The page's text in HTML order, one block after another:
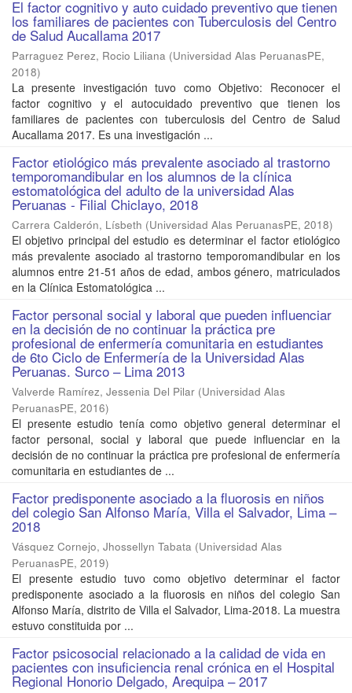
El factor cognitivo y auto cuidado preventivo que tienen
los familiares de pacientes con Tuberculosis del Centro
de Salud Aucallama 2017
Parraguez Perez, Rocio Liliana (Universidad Alas PeruanasPE,
2018)
La presente investigación tuvo como Objetivo: Reconocer el
factor cognitivo y el autocuidado preventivo que tienen los
familiares de pacientes con tuberculosis del Centro de Salud
Aucallama 2017. Es una investigación ...
Factor etiológico más prevalente asociado al trastorno
temporomandibular en los alumnos de la clínica
estomatológica del adulto de la universidad Alas
Peruanas - Filial Chiclayo, 2018
Carrera Calderón, Lísbeth (Universidad Alas PeruanasPE, 2018)
El objetivo principal del estudio es determinar el factor etiológico
más prevalente asociado al trastorno temporomandibular en los
alumnos entre 21-51 años de edad, ambos género, matriculados
en la Clínica Estomatológica ...
Factor personal social y laboral que pueden influenciar
en la decisión de no continuar la práctica pre
profesional de enfermería comunitaria en estudiantes
de 6to Ciclo de Enfermería de la Universidad Alas
Peruanas. Surco – Lima 2013
Valverde Ramírez, Jessenia Del Pilar (Universidad Alas
PeruanasPE, 2016)
El presente estudio tenía como objetivo general determinar el
factor personal, social y laboral que puede influenciar en la
decisión de no continuar la práctica pre profesional de enfermería
comunitaria en estudiantes de ...
Factor predisponente asociado a la fluorosis en niños
del colegio San Alfonso María, Villa el Salvador, Lima –
2018
Vásquez Cornejo, Jhossellyn Tabata (Universidad Alas
PeruanasPE, 2019)
El presente estudio tuvo como objetivo determinar el factor
predisponente asociado a la fluorosis en niños del colegio San
Alfonso María, distrito de Villa el Salvador, Lima-2018. La muestra
estuvo constituida por ...
Factor psicosocial relacionado a la calidad de vida en
pacientes con insuficiencia renal crónica en el Hospital
Regional Honorio Delgado, Arequipa – 2017